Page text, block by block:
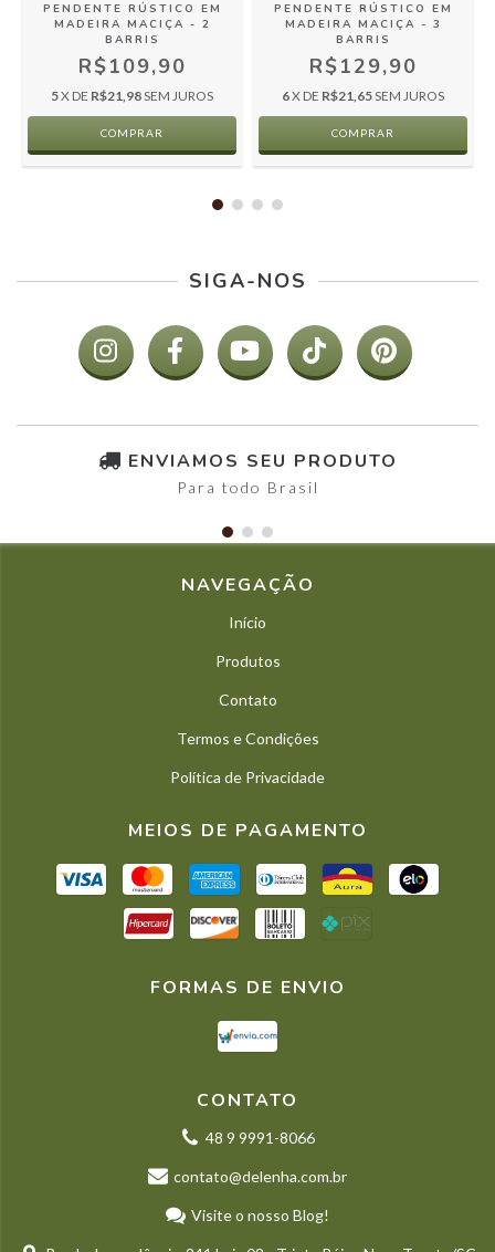
PENDENTE RÚSTICO EM
MADEIRA MACIÇA - 2
BARRIS
R$109,90
5X DE R$21,98SEM JUROS
COMPRAR
PENDENTE RÚSTICO EM
MADEIRA MACIÇA - 3
BARRIS
R$129,90
6X DE R$21,65SEM JUROS
COMPRAR
SIGA-NOS
ENVIAMOS SEU PRODUTO
Para todo Brasil
NAVEGAÇÃO
Início
Produtos
Contato
Termos e Condições
Política de Privacidade
MEIOS DE PAGAMENTO
FORMAS DE ENVIO
CONTATO
48 9 9991-8066
contato@delenha.com.br
Visite o nosso Blog!